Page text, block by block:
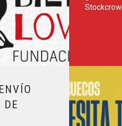
DE
Envío Urgente de Ayuda a